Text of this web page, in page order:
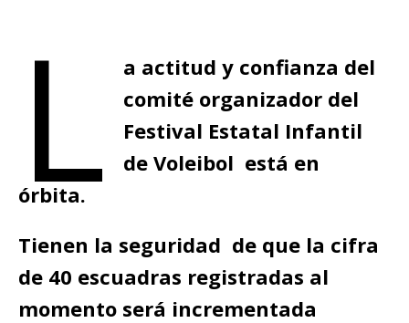
L
a actitud y confianza del
comité organizador del
Festival Estatal Infantil
de Voleibol está en
órbita.
Tienen la seguridad de que la cifra
de 40 escuadras registradas al
momento será incrementada